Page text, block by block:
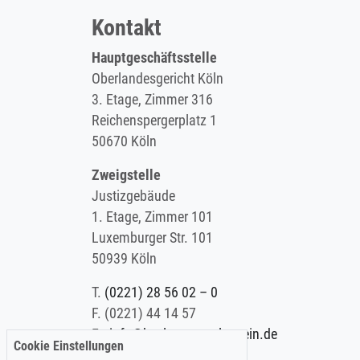
Kontakt
Hauptgeschäftsstelle
Oberlandesgericht Köln
3. Etage, Zimmer 316
Reichenspergerplatz 1
50670 Köln
Zweigstelle
Justizgebäude
1. Etage, Zimmer 101
Luxemburger Str. 101
50939 Köln
T. (0221) 28 56 02 – 0
F. (0221) 44 14 57
E.info@koelner-anwaltverein.de
Cookie Einstellungen